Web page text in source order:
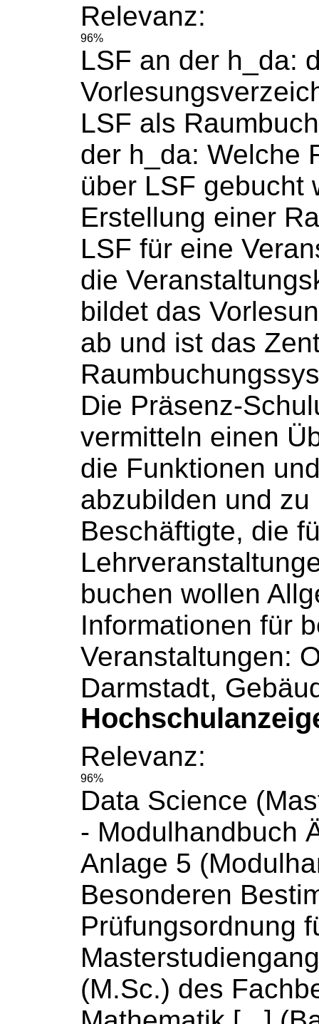
Relevanz:
96%
LSF an der h_da:
LSF als
der h_da: Welche
über LSF gebucht
Erstellung einer
LSF für eine
die
bildet das
ab und ist das
Die Präsenz-
vermitteln einen
die Funktionen
abzubilden und
Beschäftigte, die
buchen wollen
Informationen für
Veranstaltungen:
Darmstadt,
Relevanz:
96%
Data Science
- Modulhandbuch
Anlage 5 (
Besonderen
Prüfungsordnung
(M.Sc.) des